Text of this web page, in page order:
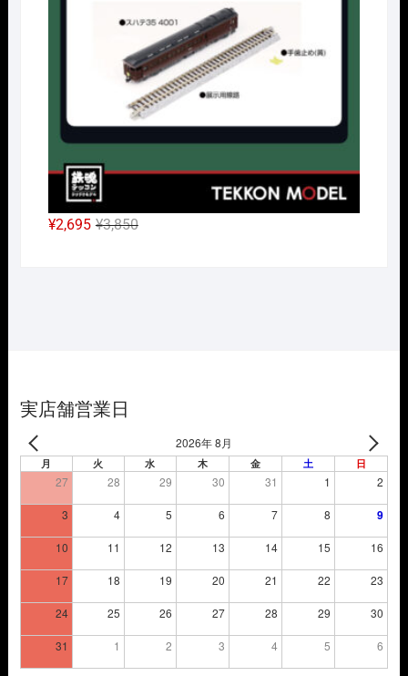
し
た。
で
す。
¥3,850元
¥2,695
現
実店舗営業日
2026年 8月
月 火 水 木 金 土 日
27 28 29 30 31 1 2
3 4 5 6 7 8 9
10 11 12 13 14 15 16
17 18 19 20 21 22 23
24 25 26 27 28 29 30
31 1 2 3 4 5 6